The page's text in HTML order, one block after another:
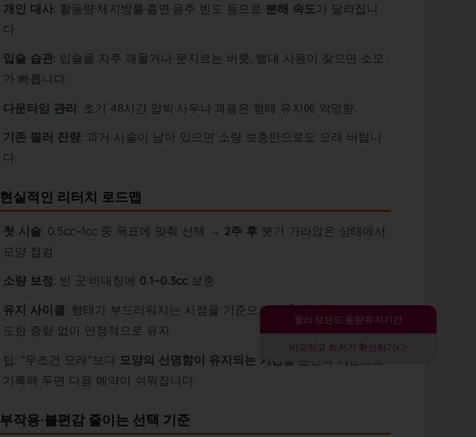
개인 대사: 활동량·체지방률·흡연·음주 빈도 등으로 분해 속도 가 달라집니
다.
입술 습관: 입술을 자주 깨물거나 문지르는 버릇, 빨대 사용이 잦으면 소모
가 빠릅니다.
다운타임 관리: 초기 48시간 압박·사우나·과음은 형태 유지에 악영향.
기존 필러 잔량: 과거 시술이 남아 있으면 소량 보충만으로도 오래 버팁니
다.
현실적인 리터치 로드맵
첫 시술: 0.5cc~1cc 중 목표에 맞춰 선택 → 2주 후 붓기 가라앉은 상태에서
모양 점검
소량 보정: 빈 곳·비대칭에 0.1~0.3cc 보충
유지 사이클: 형태가 부드러워지는 시점을 기준으로보충 시점을 잡으면 과
도한 증량 없이 안정적으로 유지
팁: “무조건 오래”보다 모양의 선명함이 유지되는 기간 을 본인의 기준으로
기록해 두면 다음 예약이 쉬워집니다.
부작용·불편감 줄이는 선택 기준
필러 브랜드·용량·유지기간
비교하고 최저가 확인하기👉